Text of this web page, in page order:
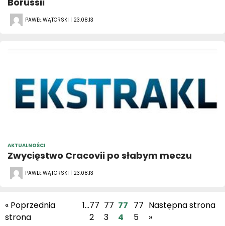
PAWEŁ WĄTORSKI | 23.08.13
AKTUALNOŚCI
Zwycięstwo Cracovii po słabym meczu
PAWEŁ WĄTORSKI | 23.08.13
« Poprzednia
strona
1…77
2
77
3
77
4
77
5
Następna strona
»